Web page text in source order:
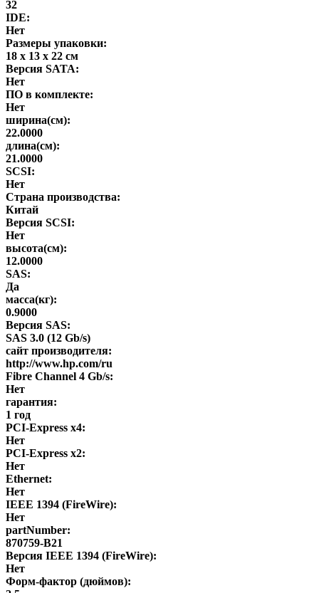
32
IDE:
Нет
Размеры упаковки:
18 x 13 x 22 см
Версия SATA:
Нет
ПО в комплекте:
Нет
ширина(см):
22.0000
длина(см):
21.0000
SCSI:
Нет
Страна производства:
Китай
Версия SCSI:
Нет
высота(см):
12.0000
SAS:
Да
масса(кг):
0.9000
Версия SAS:
SAS 3.0 (12 Gb/s)
сайт производителя:
http://www.hp.com/ru
Fibre Channel 4 Gb/s:
Нет
гарантия:
1 год
PCI-Express x4:
Нет
PCI-Express x2:
Нет
Ethernet:
Нет
IEEE 1394 (FireWire):
Нет
partNumber:
870759-B21
Версия IEEE 1394 (FireWire):
Нет
Форм-фактор (дюймов):